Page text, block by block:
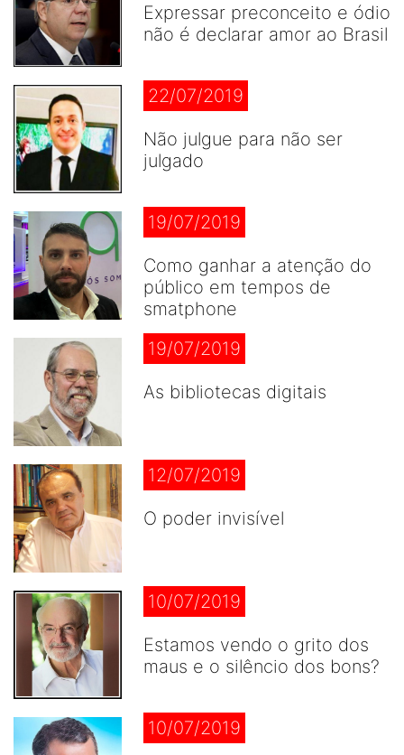
Expressar preconceito e ódio
não é declarar amor ao Brasil
22/07/2019
Não julgue para não ser
julgado
19/07/2019
Como ganhar a atenção do
público em tempos de
smatphone
19/07/2019
As bibliotecas digitais
12/07/2019
O poder invisível
10/07/2019
Estamos vendo o grito dos
maus e o silêncio dos bons?
10/07/2019